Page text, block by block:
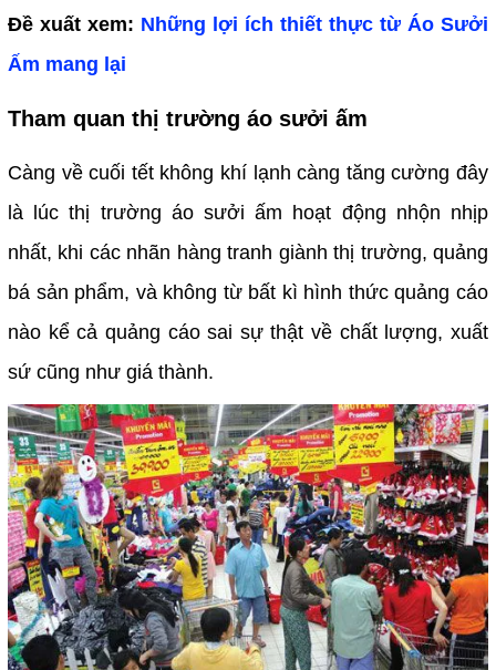
Đề xuất xem: Những lợi ích thiết thực từ Áo Sưởi
Ấm mang lại
Tham quan thị trường áo sưởi ấm
Càng về cuối tết không khí lạnh càng tăng cường đây
là lúc thị trường áo sưởi ấm hoạt động nhộn nhịp
nhất, khi các nhãn hàng tranh giành thị trường, quảng
bá sản phẩm, và không từ bất kì hình thức quảng cáo
nào kể cả quảng cáo sai sự thật về chất lượng, xuất
sứ cũng như giá thành.